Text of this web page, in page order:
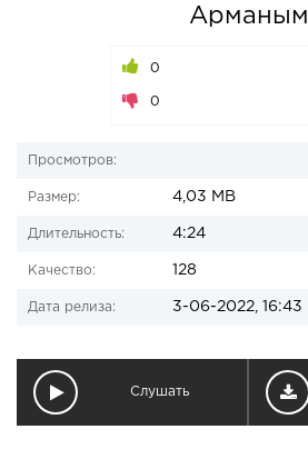
Арманым
0
0
Просмотров:
Размер: 4,03 MB
Длительность: 4:24
Качество: 128
Дата релиза: 3-06-2022, 16:43
Слушать